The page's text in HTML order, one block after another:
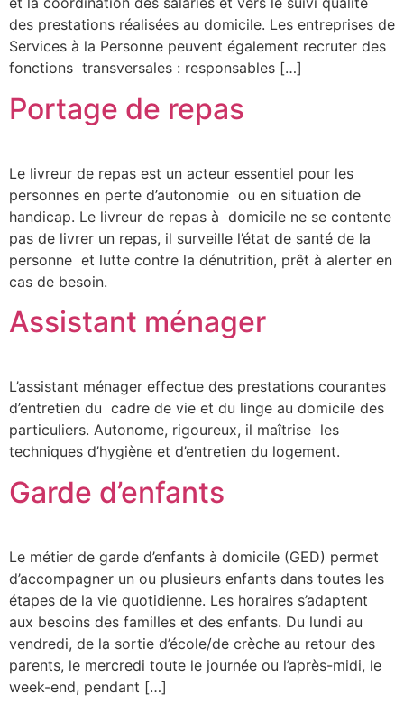
des prestations réalisées au domicile. Les entreprises de
Services à la Personne peuvent également recruter des
fonctions transversales : responsables […]
Portage de repas
Le livreur de repas est un acteur essentiel pour les
personnes en perte d’autonomie ou en situation de
handicap. Le livreur de repas à domicile ne se contente
pas de livrer un repas, il surveille l’état de santé de la
personne et lutte contre la dénutrition, prêt à alerter en
cas de besoin.
Assistant ménager
L’assistant ménager effectue des prestations courantes
d’entretien du cadre de vie et du linge au domicile des
particuliers. Autonome, rigoureux, il maîtrise les
techniques d’hygiène et d’entretien du logement.
Garde d’enfants
Le métier de garde d’enfants à domicile (GED) permet
d’accompagner un ou plusieurs enfants dans toutes les
étapes de la vie quotidienne. Les horaires s’adaptent
aux besoins des familles et des enfants. Du lundi au
vendredi, de la sortie d’école/de crèche au retour des
parents, le mercredi toute le journée ou l’après-midi, le
week-end, pendant […]